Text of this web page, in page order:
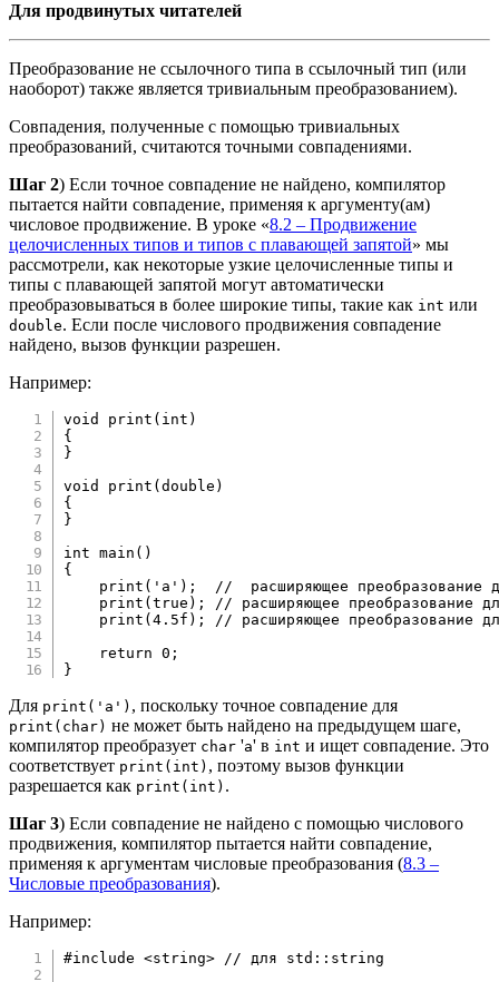
Для продвинутых читателей
Преобразование не ссылочного типа в ссылочный тип (или
наоборот) также является тривиальным преобразованием).
Совпадения, полученные с помощью тривиальных
преобразований, считаются точными совпадениями.
Шаг 2) Если точное совпадение не найдено, компилятор
пытается найти совпадение, применяя к аргументу(ам)
числовое продвижение. В уроке «8.2 – Продвижение
целочисленных типов и типов с плавающей запятой» мы
рассмотрели, как некоторые узкие целочисленные типы и
типы с плавающей запятой могут автоматически
преобразовываться в более широкие типы, такие как int или
double. Если после числового продвижения совпадение
найдено, вызов функции разрешен.
Например:
void print ( int )
{
}
void
print (double )
{
}
int
main ( )
{
print ( 'a' ) ;
//  расширяющее
print (true ) ;
// расширяющее преобразование
print (4.5f ) ;
// расширяющее преобразование
return
0 ;
}
Для print('a') , поскольку точное совпадение для
print(char) не может быть найдено на предыдущем шаге,
компилятор преобразует char 'a' в int и ищет совпадение. Это
соответствует print(int) , поэтому вызов функции
разрешается как print(int) .
Шаг 3) Если совпадение не найдено с помощью числового
продвижения, компилятор пытается найти совпадение,
применяя к аргументам числовые преобразования (8.3 –
Числовые преобразования).
Например:
#include <string> // для std::string